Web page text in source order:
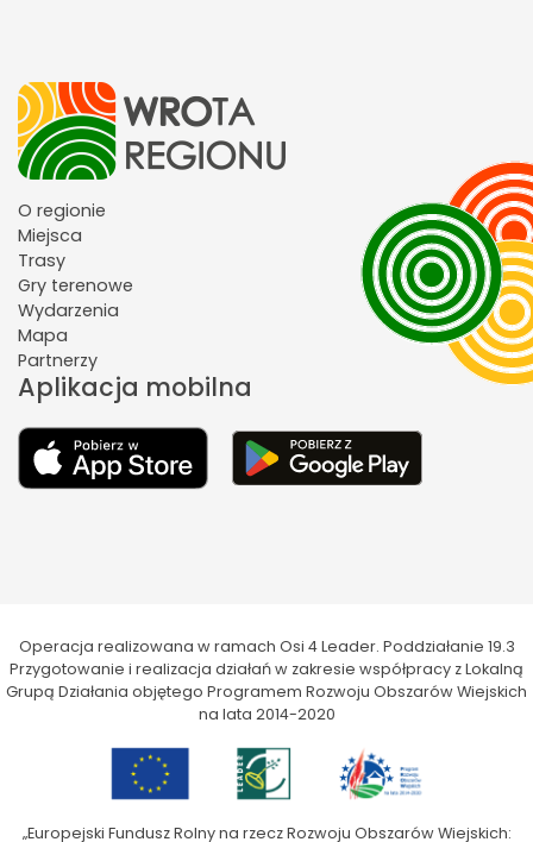
O regionie
Miejsca
Trasy
Gry terenowe
Wydarzenia
Mapa
Partnerzy
Aplikacja mobilna
Operacja realizowana w ramach Osi 4 Leader. Poddziałanie 19.3
Przygotowanie i realizacja działań w zakresie współpracy z Lokalną
Grupą Działania objętego Programem Rozwoju Obszarów Wiejskich
na lata 2014-2020
„Europejski Fundusz Rolny na rzecz Rozwoju Obszarów Wiejskich: